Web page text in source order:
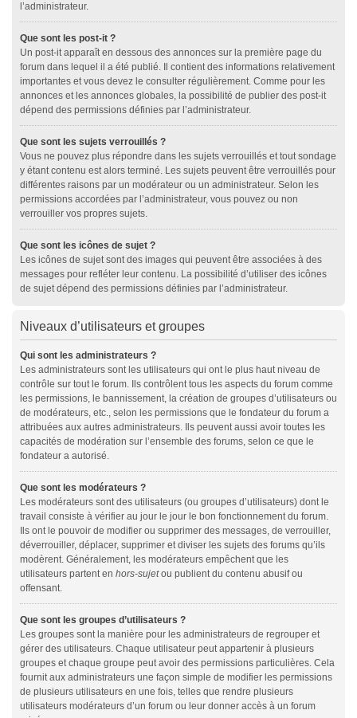
l’administrateur.
Que sont les post-it ?
Un post-it apparaît en dessous des annonces sur la première page du
forum dans lequel il a été publié. Il contient des informations relativement
importantes et vous devez le consulter régulièrement. Comme pour les
annonces et les annonces globales, la possibilité de publier des post-it
dépend des permissions définies par l’administrateur.
Que sont les sujets verrouillés ?
Vous ne pouvez plus répondre dans les sujets verrouillés et tout sondage
y étant contenu est alors terminé. Les sujets peuvent être verrouillés pour
différentes raisons par un modérateur ou un administrateur. Selon les
permissions accordées par l’administrateur, vous pouvez ou non
verrouiller vos propres sujets.
Que sont les icônes de sujet ?
Les icônes de sujet sont des images qui peuvent être associées à des
messages pour refléter leur contenu. La possibilité d’utiliser des icônes
de sujet dépend des permissions définies par l’administrateur.
Niveaux d’utilisateurs et groupes
Qui sont les administrateurs ?
Les administrateurs sont les utilisateurs qui ont le plus haut niveau de
contrôle sur tout le forum. Ils contrôlent tous les aspects du forum comme
les permissions, le bannissement, la création de groupes d’utilisateurs ou
de modérateurs, etc., selon les permissions que le fondateur du forum a
attribuées aux autres administrateurs. Ils peuvent aussi avoir toutes les
capacités de modération sur l’ensemble des forums, selon ce que le
fondateur a autorisé.
Que sont les modérateurs ?
Les modérateurs sont des utilisateurs (ou groupes d’utilisateurs) dont le
travail consiste à vérifier au jour le jour le bon fonctionnement du forum.
Ils ont le pouvoir de modifier ou supprimer des messages, de verrouiller,
déverrouiller, déplacer, supprimer et diviser les sujets des forums qu’ils
modèrent. Généralement, les modérateurs empêchent que les
utilisateurs partent en hors-sujetou publient du contenu abusif ou
offensant.
Que sont les groupes d’utilisateurs ?
Les groupes sont la manière pour les administrateurs de regrouper et
gérer des utilisateurs. Chaque utilisateur peut appartenir à plusieurs
groupes et chaque groupe peut avoir des permissions particulières. Cela
fournit aux administrateurs une façon simple de modifier les permissions
de plusieurs utilisateurs en une fois, telles que rendre plusieurs
utilisateurs modérateurs d’un forum ou leur donner accès à un forum